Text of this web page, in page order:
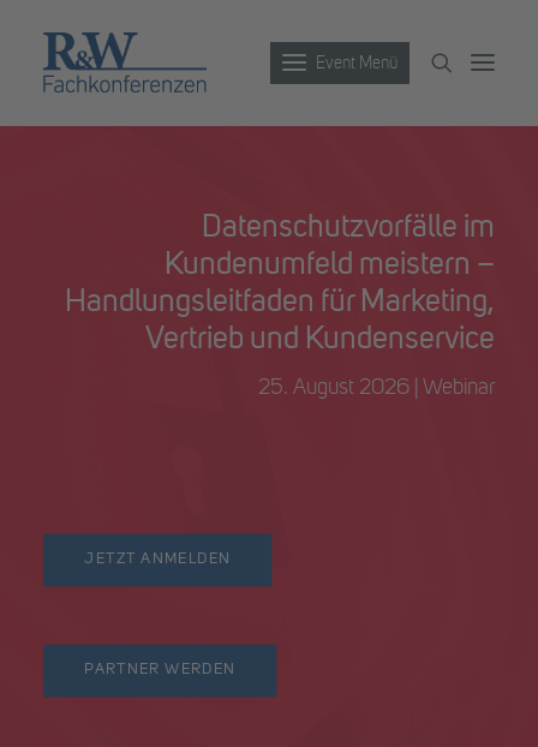
Event Menü
Partner werden
Archiv
Datenschutzvorfälle im
Kundenumfeld meistern –
Handlungsleitfaden für Marketing,
Vertrieb und Kundenservice
25. August 2026 | Webinar
JETZT ANMELDEN
PARTNER WERDEN